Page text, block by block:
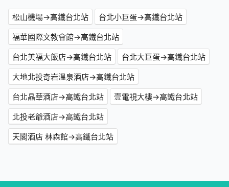
松山機場→高鐵台北站
台北小巨蛋→高鐵台北站
福華國際文教會館→高鐵台北站
台北美福大飯店→高鐵台北站
台北大巨蛋→高鐵台北站
大地北投奇岩溫泉酒店→高鐵台北站
台北晶華酒店→高鐵台北站
壹電視大樓→高鐵台北站
北投老爺酒店→高鐵台北站
天閣酒店 林森館→高鐵台北站